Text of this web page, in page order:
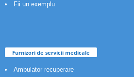
Fii un exemplu
Furnizori de servicii medicale
Ambulator recuperare